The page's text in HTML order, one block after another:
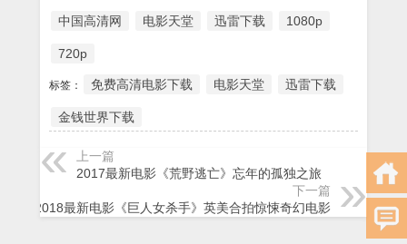
中国高清网 电影天堂 迅雷下载 1080p
720p
标签： 免费高清电影下载 电影天堂 迅雷下载
金钱世界下载
上一篇
2017最新电影《荒野逃亡》忘年的孤独之旅
下一篇
2018最新电影《巨人女杀手》英美合拍惊悚奇幻电影